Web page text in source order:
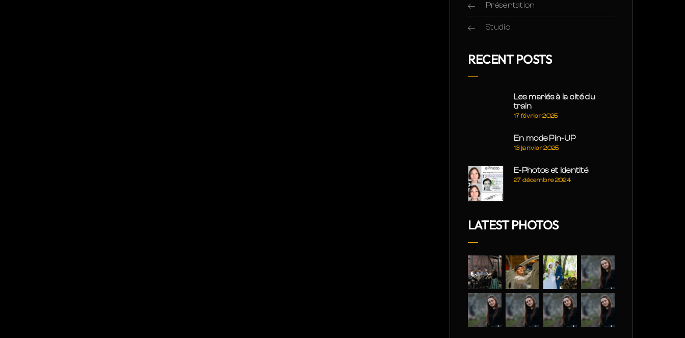
Présentation
Studio
RECENT POSTS
Les mariés à la cité du
train
17 février 2025
En mode Pin-UP
13 janvier 2025
E-Photos et Identité
27 décembre 2024
LATEST PHOTOS